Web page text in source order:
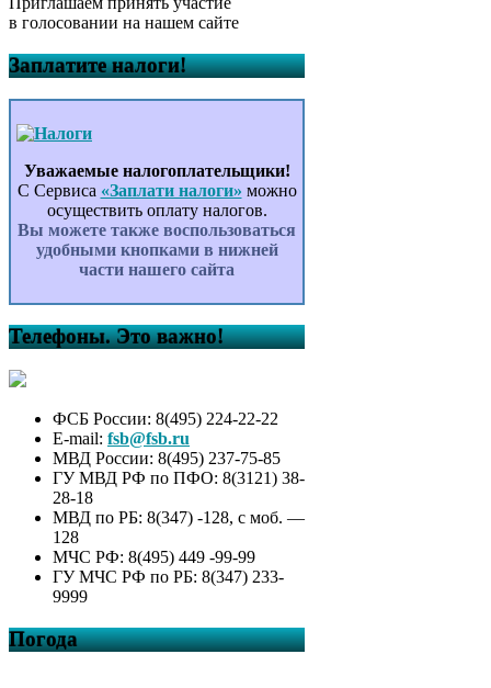
в голосовании на нашем сайте
Заплатите налоги!
Уважаемые налогоплательщики!
С Сервиса «Заплати налоги» можно
осуществить оплату налогов.
Вы можете также воспользоваться
удобными кнопками в нижней
части нашего сайта
Телефоны. Это важно!
ФСБ России: 8(495) 224-22-22
E-mail: fsb@fsb.ru
МВД России: 8(495) 237-75-85
ГУ МВД РФ по ПФО: 8(3121) 38-
28-18
МВД по РБ: 8(347) -128, с моб. —
128
МЧС РФ: 8(495) 449 -99-99
ГУ МЧС РФ по РБ: 8(347) 233-
9999
Погода